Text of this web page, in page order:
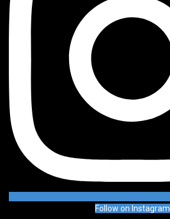
Follow on Instagram